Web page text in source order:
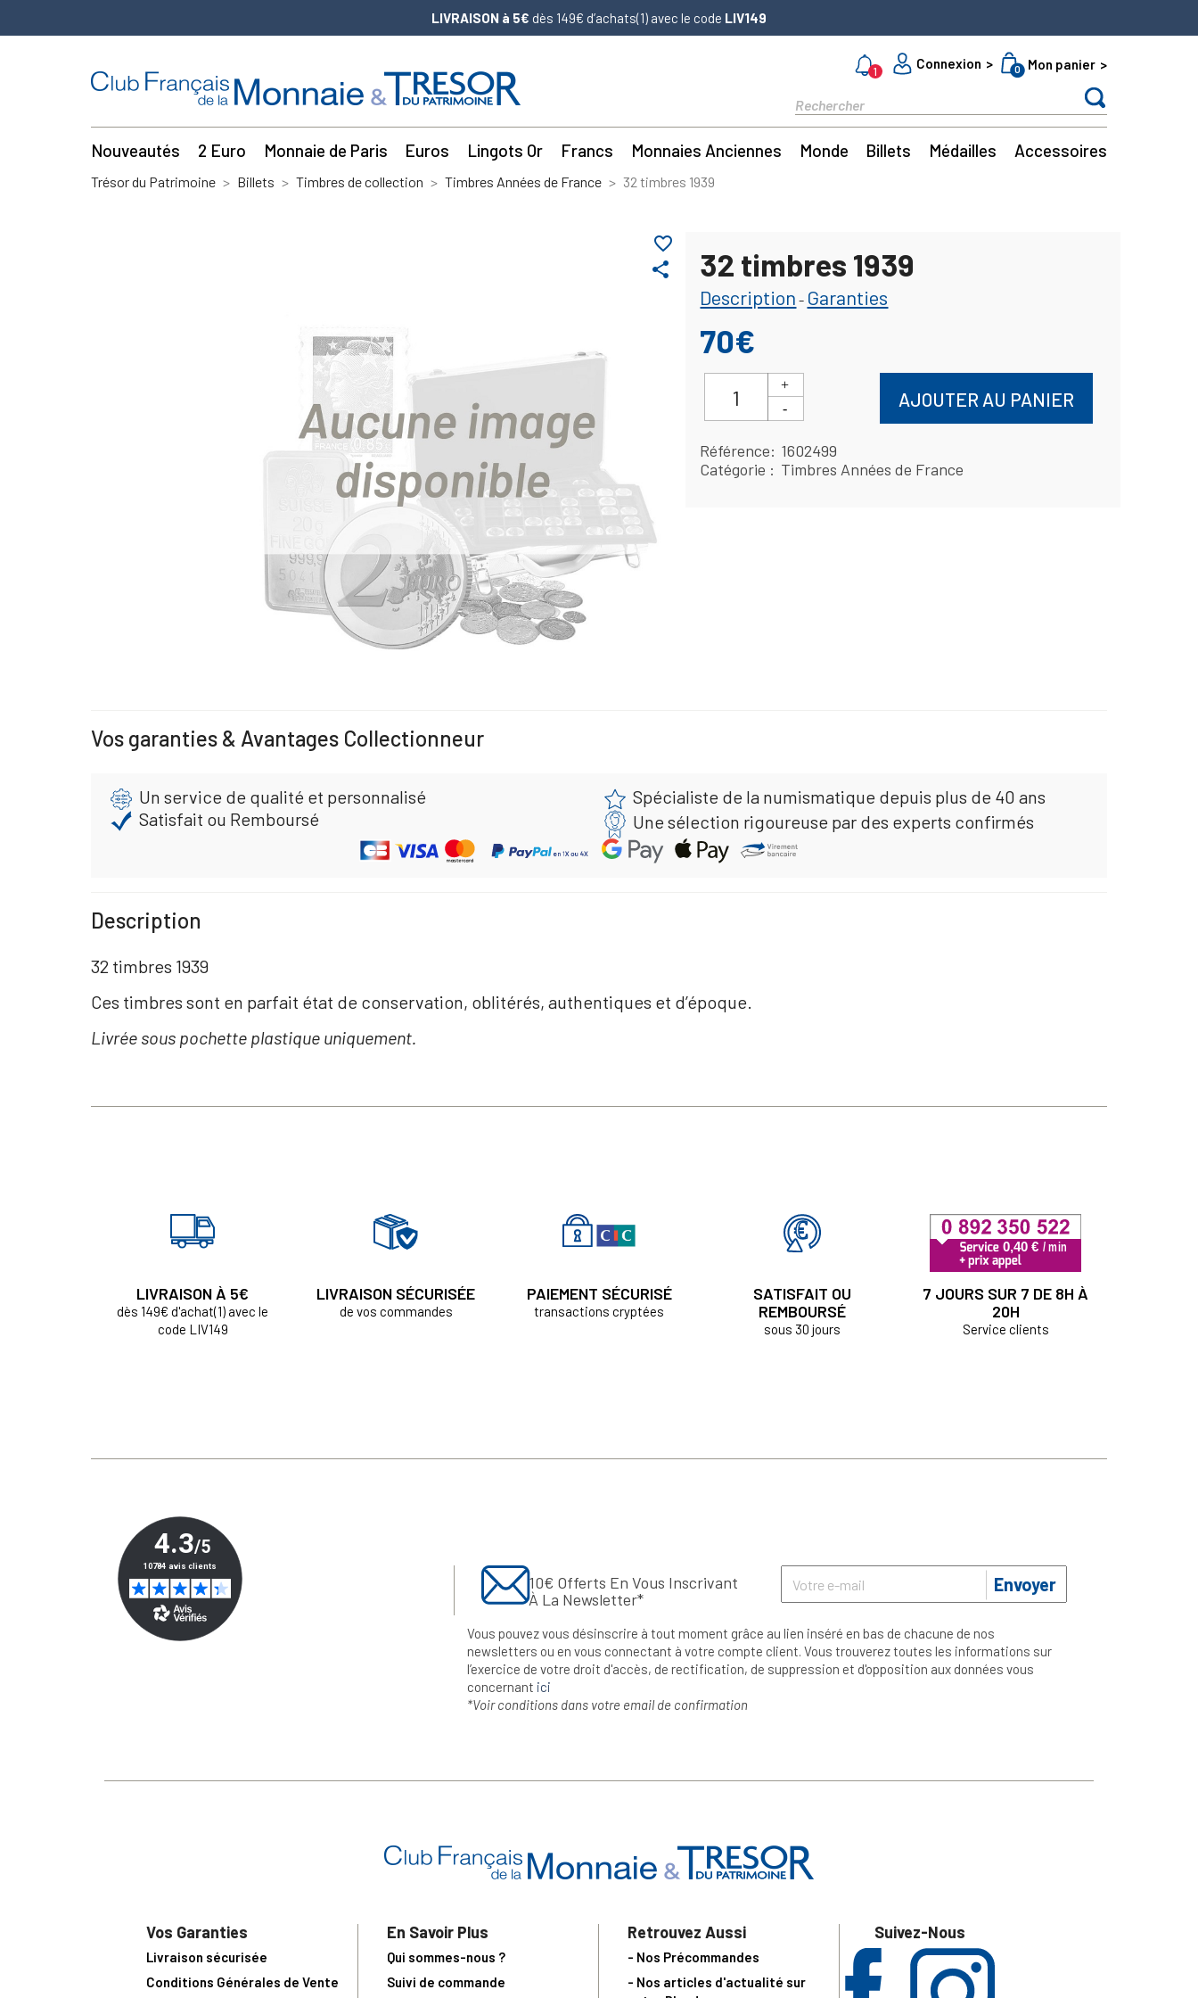
LIVRAISON à 5€ dès 149€ d’achats(1) avec le code LIV149
1
Connexion 0 Mon panier
Nouveautés 2 Euro Monnaie de Paris Euros Lingots Or Francs Monnaies Anciennes Monde Billets Médailles Accessoires
Trésor du Patrimoine Billets Timbres de collection Timbres Années de France 32 timbres 1939
share
favorite_border
32 timbres 1939
Description - Garanties
70€
AJOUTER AU PANIER
Référence
1602499
Catégorie
Timbres Années de France
Vos garanties & Avantages Collectionneur
Un service de qualité et personnalisé
Spécialiste de la numismatique depuis plus de 40 ans
Satisfait ou Remboursé
Une sélection rigoureuse par des experts confirmés
Description
32 timbres 1939
Ces timbres sont en parfait état de conservation, oblitérés, authentiques et d’époque.
Livrée sous pochette plastique uniquement.
LIVRAISON À 5€
dès 149€ d'achat(1) avec le
code LIV149
LIVRAISON SÉCURISÉE
de vos commandes
PAIEMENT SÉCURISÉ
transactions cryptées
SATISFAIT OU
REMBOURSÉ
sous 30 jours
7 JOURS SUR 7 DE 8H À
20H
Service clients
10€ Offerts En Vous Inscrivant
À La Newsletter*
Envoyer
Vous pouvez vous désinscrire à tout moment grâce au lien inséré en bas de chacune de nos
newsletters ou en vous connectant à votre compte client. Vous trouverez toutes les informations sur
l’exercice de votre droit d'accès, de rectification, de suppression et d'opposition aux données vous
concernant ici
*Voir conditions dans votre email de confirmation
Vos Garanties
Livraison sécurisée
Conditions Générales de Vente
En Savoir Plus
Qui sommes-nous ?
Suivi de commande
Retrouvez Aussi
- Nos Précommandes
- Nos articles d'actualité sur
Suivez-Nous